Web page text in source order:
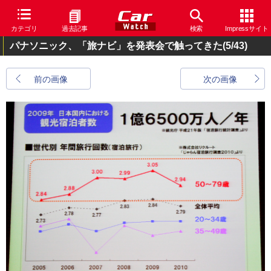
カテゴリ 過去記事 検索 Impressサイト
パナソニック、「旅ナビ」を発表会で触ってきた(5/43)
前の画像 次の画像